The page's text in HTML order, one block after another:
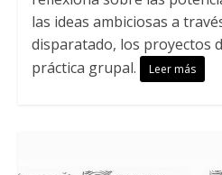
las ideas ambiciosas a
disparatado, los proyectos
práctica grupal.
Leer más